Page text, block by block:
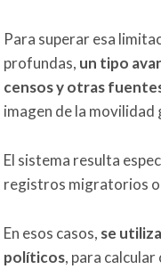
Para superar esa
profundas, un tipo
censos y otras
imagen de la movilidad
El sistema resulta
registros migratorios
En esos casos, se
políticos, para calcular